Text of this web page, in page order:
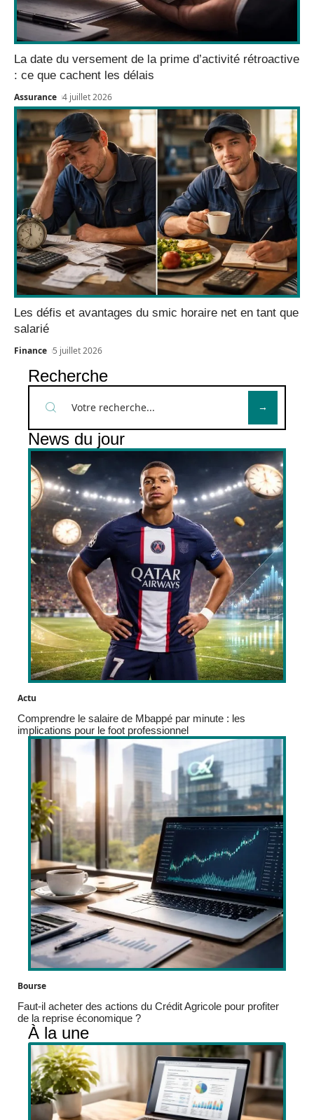
La date du versement de la prime d’activité rétroactive
: ce que cachent les délais
Assurance 4 juillet 2026
Les défis et avantages du smic horaire net en tant que
salarié
Finance 5 juillet 2026
Recherche
News du jour
Actu
Comprendre le salaire de Mbappé par minute : les
implications pour le foot professionnel
Bourse
Faut-il acheter des actions du Crédit Agricole pour profiter
de la reprise économique ?
À la une